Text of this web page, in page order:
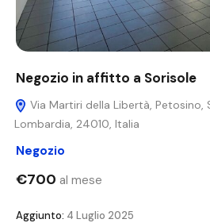
Negozio in affitto a Sorisole
Via Martiri della Libertà, Petosino,
Lombardia, 24010, Italia
Negozio
€700 al mese
Aggiunto: 4 Luglio 2025